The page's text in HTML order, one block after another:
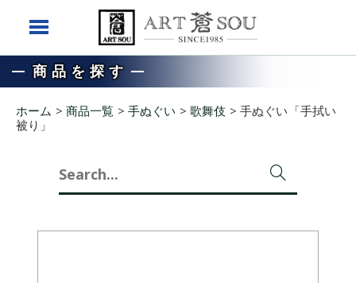
商品を探す
ホーム > 商品一覧 > 手ぬぐい >歌舞伎 > 手ぬぐい「手拭い
被り」
Search